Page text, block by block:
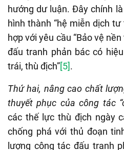
hướng dư luận. Đây chính
hình thành “hệ miễn dịch
hợp với yêu cầu “Bảo vệ
đấu tranh phản bác có
trái, thù địch”[5].
Thứ hai, nâng cao chất
thuyết phục của công tác
các thế lực thù địch ngày
chống phá với thủ đoạn
lượng công tác đấu tranh